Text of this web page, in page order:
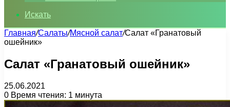
Искать
Главная/Салаты/Мясной салат/Салат «Гранатовый
ошейник»
Салат «Гранатовый ошейник»
25.06.2021
0 Время чтения: 1 минута